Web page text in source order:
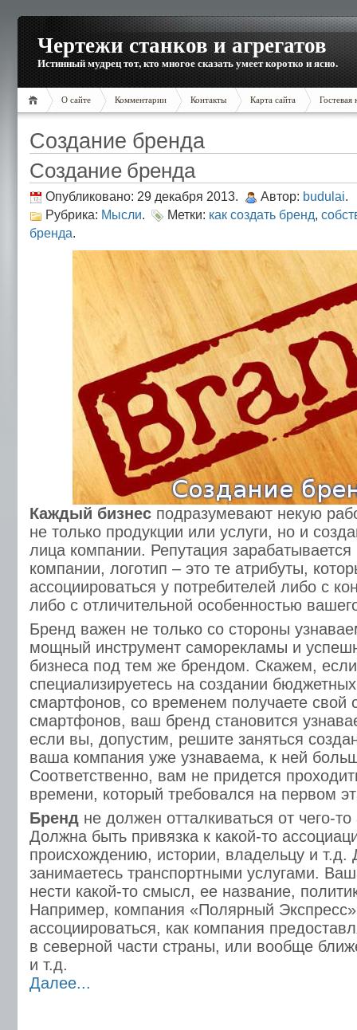
Чертежи станков и агрегатов
Истинный мудрец тот, кто многое сказать умеет коротко и ясно.
О сайте Комментарии Контакты Карта сайта Гостевая
Создание бренда
Создание бренда
Опубликовано: 29 декабря 2013. Автор: budulai.
Рубрика: Мысли. Метки: как создать бренд,
бренда.
Каждый бизнес подразумевают некую
не только продукции или услуги, но и
лица компании. Репутация
компании, логотип – это те атрибуты,
ассоциироваться у потребителей либо с
либо с отличительной особенностью
Бренд важен не только со стороны
мощный инструмент саморекламы и
бизнеса под тем же брендом. Скажем,
специализируетесь на создании
смартфонов, со временем получаете свой
смартфонов, ваш бренд становится
если вы, допустим, решите заняться
ваша компания уже узнаваема, к ней
Соответственно, вам не придется
времени, который требовался на первом
Бренд не должен отталкиваться от чего-то
Должна быть привязка к какой-то
происхождению, истории, владельцу и т.д.
занимаетесь транспортными услугами.
нести какой-то смысл, ее название,
Например, компания «Полярный
ассоциироваться, как компания
в северной части страны, или вообще
и т.д.
Далее...